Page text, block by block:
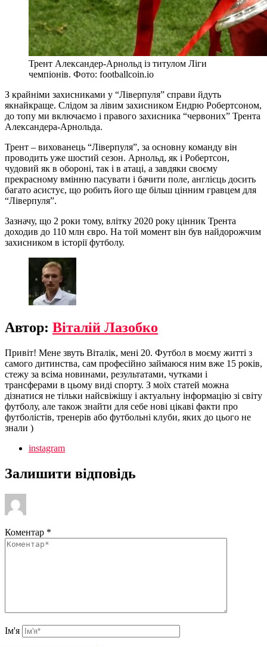
Трент Александер-Арнольд із титулом Ліги
чемпіонів. Фото: footballcoin.io
З крайніми захисниками у “Ліверпуля” справи йдуть
якнайкраще. Слідом за лівим захисником Ендрю Робертсоном,
до топу ми включаємо і правого захисника “червоних” Трента
Александера-Арнольда.
Трент – вихованець “Ліверпуля”, за основну команду він
проводить уже шостий сезон. Арнольд, як і Робертсон,
чудовий як в обороні, так і в атаці, а завдяки своєму
прекрасному вмінню пасувати і бачити поле, англієць досить
багато асистує, що робить його ще більш цінним гравцем для
“Ліверпуля”.
Зазначу, що 2 роки тому, влітку 2020 року цінник Трента
доходив до 110 млн євро. На той момент він був найдорожчим
захисником в історії футболу.
Автор: Віталій Лазобко
Привіт! Мене звуть Віталік, мені 20. Футбол в моєму житті з
самого дитинства, сам професійно займаюся ним вже 15 років,
стежу за всіма новинами, результатами, чутками і
трансферами в цьому виді спорту. З моїх статей можна
дізнатися не тільки найсвіжішу і актуальну інформацію зі світу
футболу, але також знайти для себе нові цікаві факти про
футболістів, тренерів або футбольні клуби, яких до цього не
знали )
instagram
Залишити відповідь
Коментар *
Ім'я